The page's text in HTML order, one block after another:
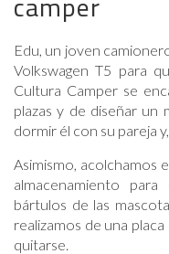
Edu, un joven
Volkswagen T5 para
Cultura Camper se
plazas y de diseñar un
dormir él con su pareja
Asimismo, acolchamos
almacenamiento
bártulos de las
realizamos de una
quitarse.